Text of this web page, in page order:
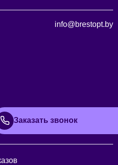
info@brestopt.by
Заказать звонок